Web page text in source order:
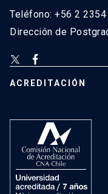
Teléfono: +56 2 2354
Dirección de
ACREDITACIÓN